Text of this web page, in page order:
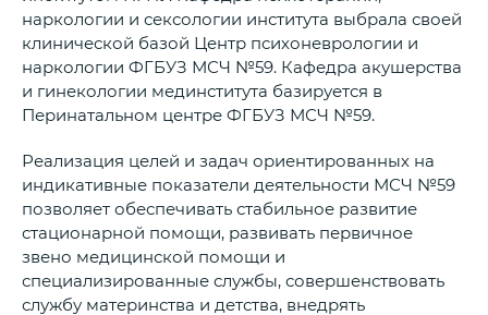
наркологии и сексологии института выбрала своей
клинической базой Центр психоневрологии и
наркологии ФГБУЗ МСЧ №59. Кафедра акушерства
и гинекологии мединститута базируется в
Перинатальном центре ФГБУЗ МСЧ №59.
Реализация целей и задач ориентированных на
индикативные показатели деятельности МСЧ №59
позволяет обеспечивать стабильное развитие
стационарной помощи, развивать первичное
звено медицинской помощи и
специализированные службы, совершенствовать
службу материнства и детства, внедрять